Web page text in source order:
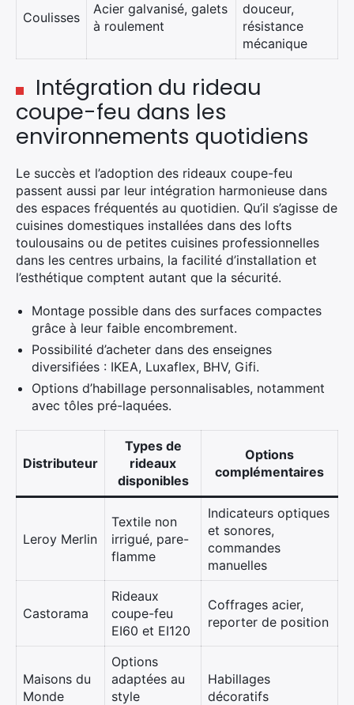
Coulisses
Acier galvanisé, galets
à roulement
douceur,
résistance
mécanique
Intégration du rideau
coupe-feu dans les
environnements quotidiens
Le succès et l’adoption des rideaux coupe-feu
passent aussi par leur intégration harmonieuse dans
des espaces fréquentés au quotidien. Qu’il s’agisse de
cuisines domestiques installées dans des lofts
toulousains ou de petites cuisines professionnelles
dans les centres urbains, la facilité d’installation et
l’esthétique comptent autant que la sécurité.
Montage possible dans des surfaces compactes
grâce à leur faible encombrement.
Possibilité d’acheter dans des enseignes
diversifiées : IKEA, Luxaflex, BHV, Gifi.
Options d’habillage personnalisables, notamment
avec tôles pré-laquées.
Distributeur
Types de
rideaux
disponibles
Options
complémentaires
Leroy Merlin
Textile non
irrigué, pare-
flamme
Indicateurs optiques
et sonores,
commandes
manuelles
Castorama
Rideaux
coupe-feu
EI60 et EI120
Coffrages acier,
reporter de position
Maisons du
Monde
Options
adaptées au
style
Habillages
décoratifs